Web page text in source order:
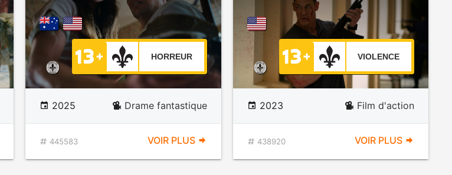
HORREUR
2025 Drame fantastique
445583 VOIR PLUS
VIOLENCE
2023 Film d'action
438920 VOIR PLUS